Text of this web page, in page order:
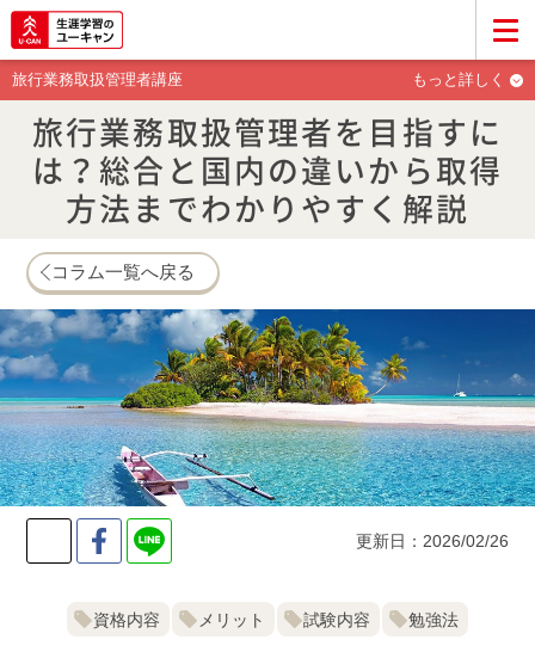
旅行業務取扱管理者講座 もっと詳しく
旅行業務取扱管理者を目指すに
は？総合と国内の違いから取得
方法までわかりやすく解説
コラム一覧へ戻る
Facebook
LINE 更新日：2026/02/26
資格内容 メリット 試験内容 勉強法